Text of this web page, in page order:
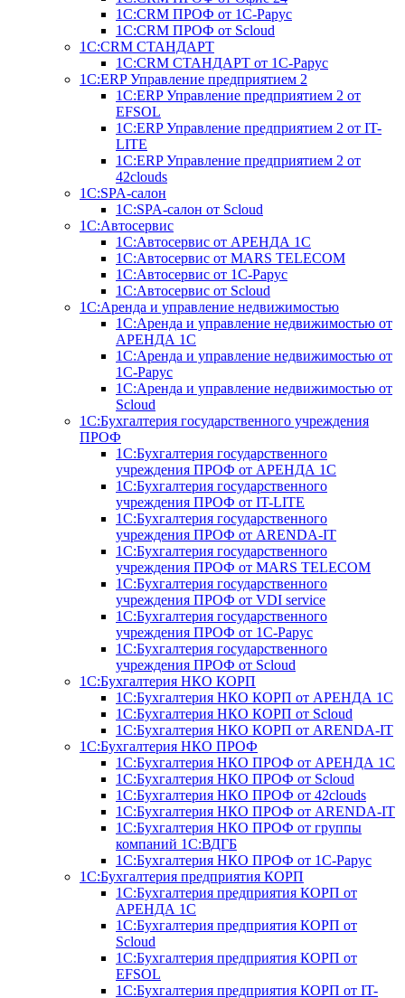
1С:CRM ПРОФ от 1С-Рарус
1С:CRM ПРОФ от Scloud
1С:CRM СТАНДАРТ
1С:CRM СТАНДАРТ от 1С-Рарус
1С:ERP Управление предприятием 2
1С:ERP Управление предприятием 2 от
EFSOL
1С:ERP Управление предприятием 2 от IT-
LITE
1С:ERP Управление предприятием 2 от
42clouds
1С:SPA-салон
1С:SPA-салон от Scloud
1С:Автосервис
1С:Автосервис от АРЕНДА 1С
1С:Автосервис от MARS TELECOM
1С:Автосервис от 1С-Рарус
1С:Автосервис от Scloud
1С:Аренда и управление недвижимостью
1С:Аренда и управление недвижимостью от
АРЕНДА 1С
1С:Аренда и управление недвижимостью от
1С-Рарус
1С:Аренда и управление недвижимостью от
Scloud
1С:Бухгалтерия государственного учреждения
ПРОФ
1С:Бухгалтерия государственного
учреждения ПРОФ от АРЕНДА 1С
1С:Бухгалтерия государственного
учреждения ПРОФ от IT-LITE
1С:Бухгалтерия государственного
учреждения ПРОФ от ARENDA-IT
1С:Бухгалтерия государственного
учреждения ПРОФ от MARS TELECOM
1С:Бухгалтерия государственного
учреждения ПРОФ от VDI service
1С:Бухгалтерия государственного
учреждения ПРОФ от 1С-Рарус
1С:Бухгалтерия государственного
учреждения ПРОФ от Scloud
1С:Бухгалтерия НКО КОРП
1С:Бухгалтерия НКО КОРП от АРЕНДА 1С
1С:Бухгалтерия НКО КОРП от Scloud
1С:Бухгалтерия НКО КОРП от ARENDA-IT
1С:Бухгалтерия НКО ПРОФ
1С:Бухгалтерия НКО ПРОФ от АРЕНДА 1С
1С:Бухгалтерия НКО ПРОФ от Scloud
1С:Бухгалтерия НКО ПРОФ от 42clouds
1С:Бухгалтерия НКО ПРОФ от ARENDA-IT
1С:Бухгалтерия НКО ПРОФ от группы
компаний 1С:ВДГБ
1С:Бухгалтерия НКО ПРОФ от 1С-Рарус
1С:Бухгалтерия предприятия КОРП
1С:Бухгалтерия предприятия КОРП от
АРЕНДА 1С
1С:Бухгалтерия предприятия КОРП от
Scloud
1С:Бухгалтерия предприятия КОРП от
EFSOL
1С:Бухгалтерия предприятия КОРП от IT-